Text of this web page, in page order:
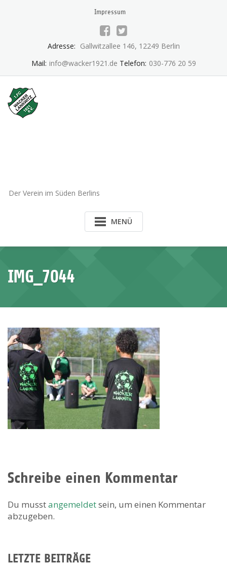
Impressum
Adresse: Gallwitzallee 146, 12249 Berlin
Mail: info@wacker1921.de Telefon: 030-776 20 59
Der Verein im Süden Berlins
MENÜ
IMG_7044
Schreibe einen Kommentar
Du musstangemeldetsein, um einen Kommentar
abzugeben.
LETZTE BEITRÄGE